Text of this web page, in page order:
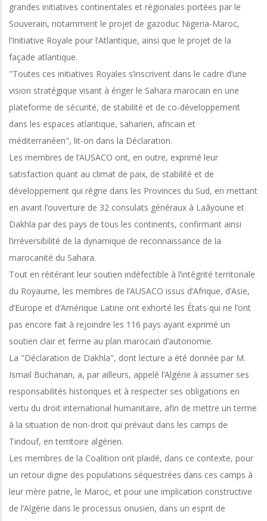
grandes initiatives continentales et régionales portées par le
Souverain, notamment le projet de gazoduc Nigeria-Maroc,
l’Initiative Royale pour l’Atlantique, ainsi que le projet de la
façade atlantique.
"Toutes ces initiatives Royales s’inscrivent dans le cadre d’une
vision stratégique visant à ériger le Sahara marocain en une
plateforme de sécurité, de stabilité et de co-développement
dans les espaces atlantique, saharien, africain et
méditerranéen", lit-on dans la Déclaration.
Les membres de l’AUSACO ont, en outre, exprimé leur
satisfaction quant au climat de paix, de stabilité et de
développement qui règne dans les Provinces du Sud, en mettant
en avant l’ouverture de 32 consulats généraux à Laâyoune et
Dakhla par des pays de tous les continents, confirmant ainsi
l’irréversibilité de la dynamique de reconnaissance de la
marocanité du Sahara.
Tout en réitérant leur soutien indéfectible à l’intégrité territoriale
du Royaume, les membres de l’AUSACO issus d’Afrique, d’Asie,
d’Europe et d’Amérique Latine ont exhorté les États qui ne l’ont
pas encore fait à rejoindre les 116 pays ayant exprimé un
soutien clair et ferme au plan marocain d’autonomie.
La "Déclaration de Dakhla", dont lecture a été donnée par M.
Ismail Buchanan, a, par ailleurs, appelé l’Algérie à assumer ses
responsabilités historiques et à respecter ses obligations en
vertu du droit international humanitaire, afin de mettre un terme
à la situation de non-droit qui prévaut dans les camps de
Tindouf, en territoire algérien.
Les membres de la Coalition ont plaidé, dans ce contexte, pour
un retour digne des populations séquestrées dans ces camps à
leur mère patrie, le Maroc, et pour une implication constructive
de l’Algérie dans le processus onusien, dans un esprit de